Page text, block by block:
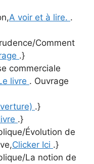
A voir et à lire. .
Comment
.}
commerciale
livre . Ouvrage
.}
.}
Évolution de
Clicker Ici .}
La notion de